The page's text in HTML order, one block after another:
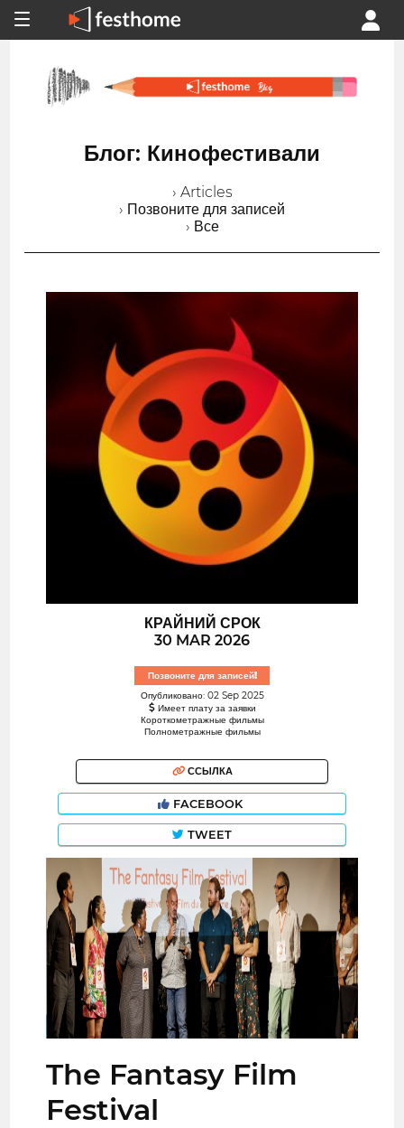
Блог: Кинофестивали
› Articles
› Позвоните для записей
› Все
КРАЙНИЙ СРОК
30 MAR 2026
Позвоните для записей!
Опубликовано: 02 Sep 2025
Имеет плату за заявки
Короткометражные фильмы
Полнометражные фильмы
ССЫЛКА
FACEBOOK
TWEET
The Fantasy Film
Festival